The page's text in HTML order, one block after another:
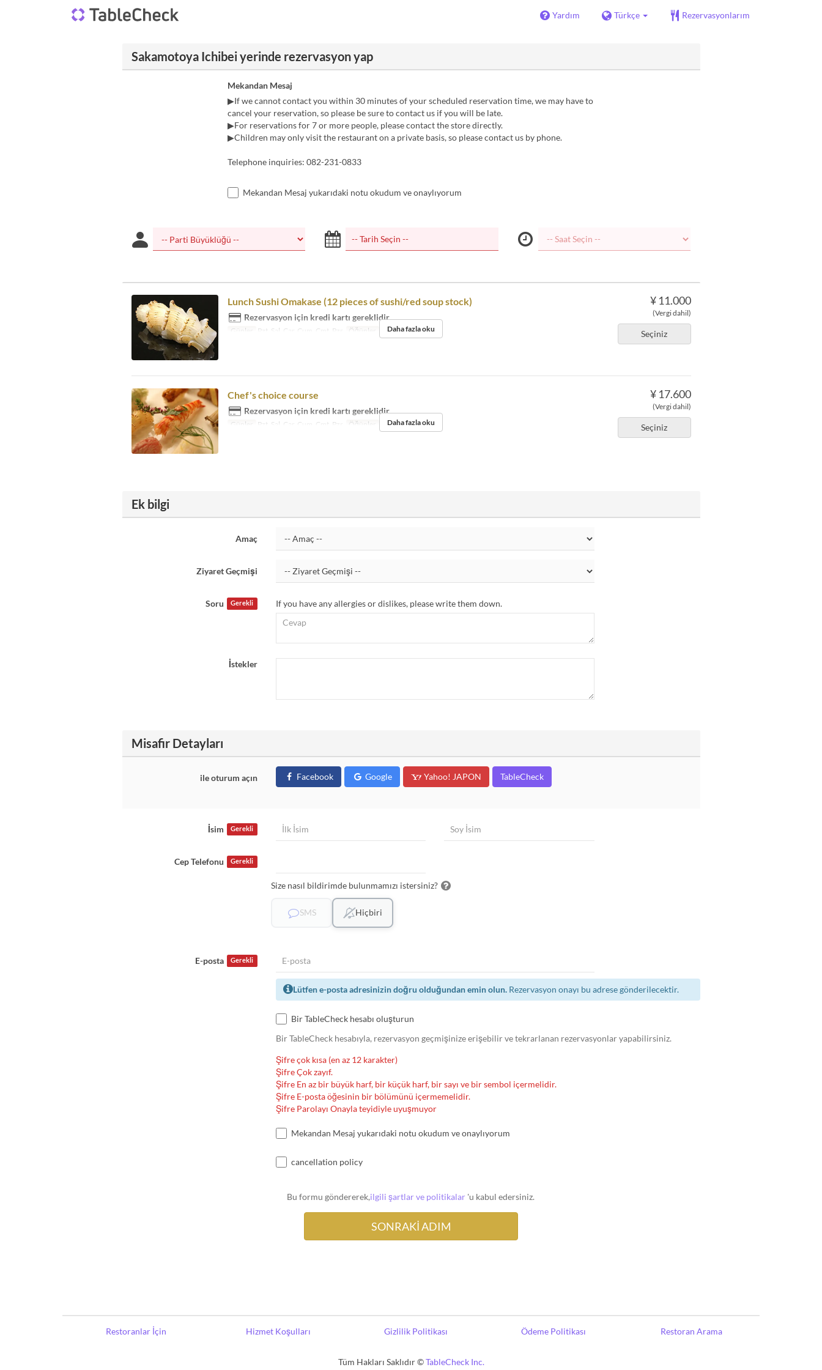
Yardım Türkçe Rezervasyonlarım
Sakamotoya Ichibei yerinde rezervasyon yap
Mekandan Mesaj
▶If we cannot contact you within 30 minutes of your scheduled reservation time, we may have to
cancel your reservation, so please be sure to contact us if you will be late.
▶For reservations for 7 or more people, please contact the store directly.
▶Children may only visit the restaurant on a private basis, so please contact us by phone.
Telephone inquiries: 082-231-0833
Mekandan Mesaj yukarıdaki notu okudum ve onaylıyorum
¥ 11.000
(Vergi dahil)
Seçiniz
Lunch Sushi Omakase (12 pieces of sushi/red soup stock)
Rezervasyon için kredi kartı gereklidir
Günler Pzt, Sal, Çar, Cum, Cmt, Pzr Öğünler Öğle Yemeği
Daha fazla oku
¥ 17.600
(Vergi dahil)
Seçiniz
Chef's choice course
Rezervasyon için kredi kartı gereklidir
Günler Pzt, Sal, Çar, Cum, Cmt, Pzr Öğünler Akşam Yemeği
Daha fazla oku
Ek bilgi
Amaç
Ziyaret Geçmişi
Soru Gerekli If you have any allergies or dislikes, please write them down.
İstekler
Misafir Detayları
ile oturum açın Facebook Google Yahoo! JAPON TableCheck
İsim Gerekli
Cep Telefonu Gerekli
Size nasıl bildirimde bulunmamızı istersiniz?
SMS Hiçbiri
E-posta Gerekli
Lütfen e-posta adresinizin doğru olduğundan emin olun.Rezervasyon onayı bu adrese gönderilecektir.
Bir TableCheck hesabı oluşturun
Bir TableCheck hesabıyla, rezervasyon geçmişinize erişebilir ve tekrarlanan rezervasyonlar yapabilirsiniz.
Şifre çok kısa (en az 12 karakter)
Şifre Çok zayıf.
Şifre En az bir büyük harf, bir küçük harf, bir sayı ve bir sembol içermelidir.
Şifre E-posta öğesinin bir bölümünü içermemelidir.
Şifre Parolayı Onayla teyidiyle uyuşmuyor
Mekandan Mesaj yukarıdaki notu okudum ve onaylıyorum
cancellation policy
Bu formu göndererek,ilgili şartlar ve politikalar 'u kabul edersiniz.
Restoranlar İçin Hizmet Koşulları Gizlilik Politikası Ödeme Politikası Restoran Arama
Tüm Hakları Saklıdır ©TableCheck Inc.